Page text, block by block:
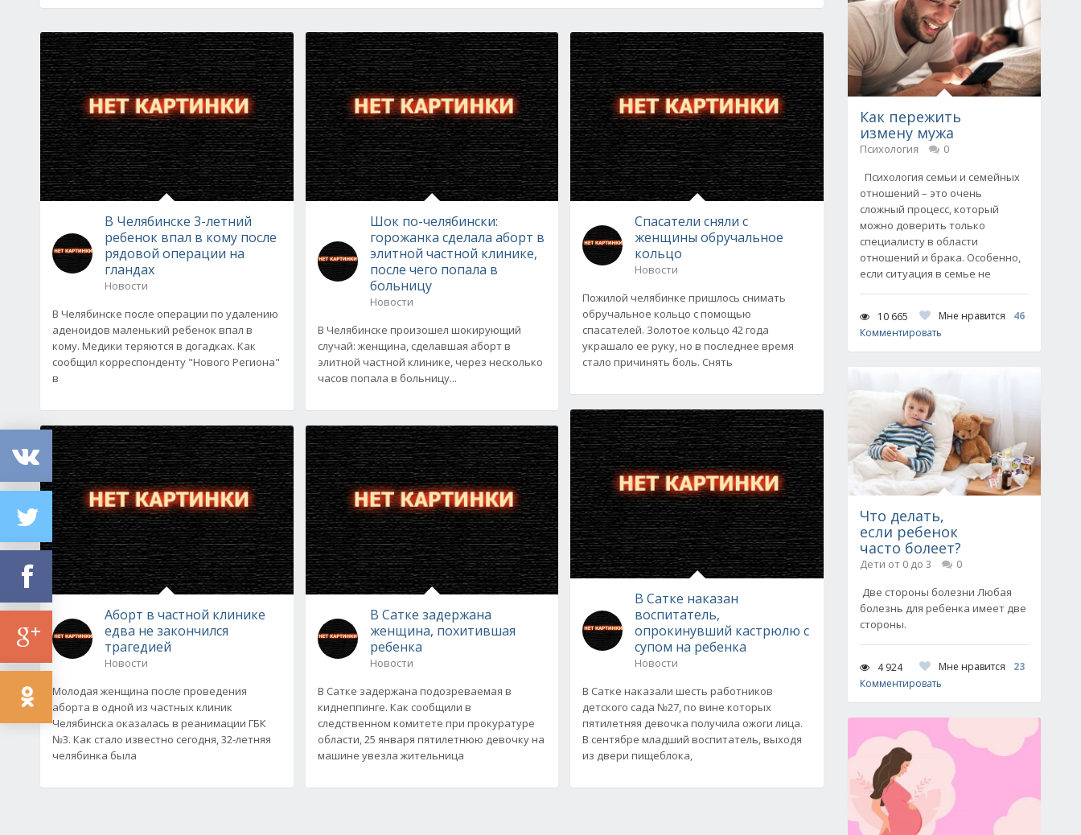
В Челябинске 3-летний
ребенок впал в кому после
рядовой операции на
гландах
Новости
В Челябинске после операции по удалению
аденоидов маленький ребенок впал в
кому. Медики теряются в догадках. Как
сообщил корреспонденту "Нового Региона"
в
Аборт в частной клинике
едва не закончился
трагедией
Новости
Молодая женщина после проведения
аборта в одной из частных клиник
Челябинска оказалась в реанимации ГБК
№3. Как стало известно сегодня, 32-летняя
челябинка была
Шок по-челябински:
горожанка сделала аборт в
элитной частной клинике,
после чего попала в
больницу
Новости
В Челябинске произошел шокирующий
случай: женщина, сделавшая аборт в
элитной частной клинике, через несколько
часов попала в больницу...
В Сатке задержана
женщина, похитившая
ребенка
Новости
В Сатке задержана подозреваемая в
киднеппинге. Как сообщили в
следственном комитете при прокуратуре
области, 25 января пятилетнюю девочку на
машине увезла жительница
Спасатели сняли с
женщины обручальное
кольцо
Новости
Пожилой челябинке пришлось снимать
обручальное кольцо с помощью
спасателей. Золотое кольцо 42 года
украшало ее руку, но в последнее время
стало причинять боль. Снять
В Сатке наказан
воспитатель,
опрокинувший кастрюлю с
супом на ребенка
Новости
В Сатке наказали шесть работников
детского сада №27, по вине которых
пятилетняя девочка получила ожоги лица.
В сентябре младший воспитатель, выходя
из двери пищеблока,
Как пережить
измену мужа
Психология
0
Психология семьи и семейных
отношений – это очень
сложный процесс, который
можно доверить только
специалисту в области
отношений и брака. Особенно,
если ситуация в семье не
10 665 Мне нравится
46
Комментировать
Что делать,
если ребенок
часто болеет?
Дети от 0 до 3
0
Две стороны болезни Любая
болезнь для ребенка имеет две
стороны.
4 924 Мне нравится
23
Комментировать